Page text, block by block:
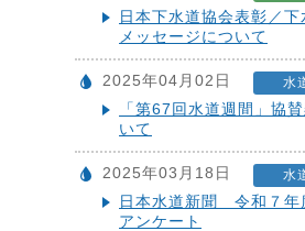
日本下水道協会表彰／
メッセージについて
2025年04月02日 水
「第67回水道週間」協
いて
2025年03月18日 水
日本水道新聞 令和７年
アンケート